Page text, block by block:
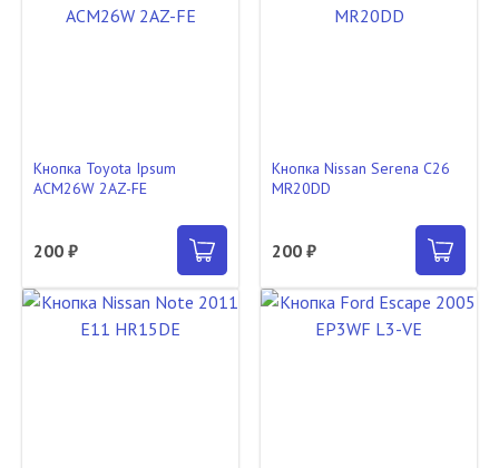
Кнопка Toyota Ipsum
ACM26W 2AZ-FE
200 ₽
Кнопка Nissan Serena C26
MR20DD
200 ₽